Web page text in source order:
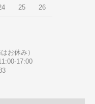
25 26
お休み）
17:00